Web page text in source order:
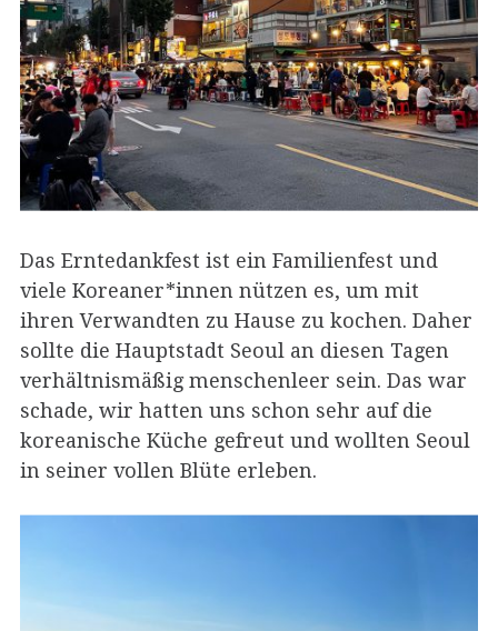
Das Erntedankfest ist ein Familienfest und
viele Koreaner*innen nützen es, um mit
ihren Verwandten zu Hause zu kochen. Daher
sollte die Hauptstadt Seoul an diesen Tagen
verhältnismäßig menschenleer sein. Das war
schade, wir hatten uns schon sehr auf die
koreanische Küche gefreut und wollten Seoul
in seiner vollen Blüte erleben.